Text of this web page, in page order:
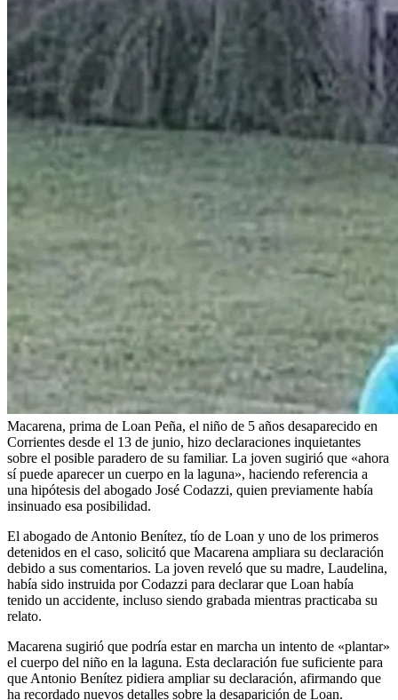
Macarena, prima de Loan Peña, el niño de 5 años desaparecido en
Corrientes desde el 13 de junio, hizo declaraciones inquietantes
sobre el posible paradero de su familiar. La joven sugirió que «ahora
sí puede aparecer un cuerpo en la laguna», haciendo referencia a
una hipótesis del abogado José Codazzi, quien previamente había
insinuado esa posibilidad.
El abogado de Antonio Benítez, tío de Loan y uno de los primeros
detenidos en el caso, solicitó que Macarena ampliara su declaración
debido a sus comentarios. La joven reveló que su madre, Laudelina,
había sido instruida por Codazzi para declarar que Loan había
tenido un accidente, incluso siendo grabada mientras practicaba su
relato.
Macarena sugirió que podría estar en marcha un intento de «plantar»
el cuerpo del niño en la laguna. Esta declaración fue suficiente para
que Antonio Benítez pidiera ampliar su declaración, afirmando que
ha recordado nuevos detalles sobre la desaparición de Loan.